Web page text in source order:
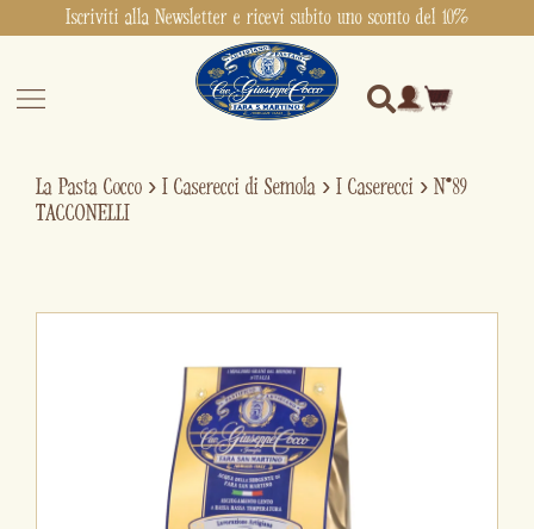
Iscriviti alla Newsletter e ricevi subito uno sconto del 10%
La Pasta Cocco › I Caserecci di Semola › I Caserecci › N°89
TACCONELLI